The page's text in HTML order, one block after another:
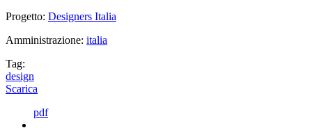
Progetto: Designers Italia
Amministrazione: italia
Tag:
design
Scarica
pdf